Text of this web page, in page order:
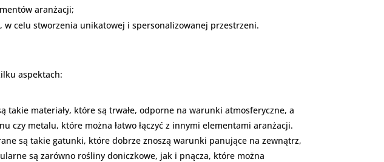
aranżacji;
celu stworzenia unikatowej i spersonalizowanej przestrzeni.
aspektach:
materiały, które są trwałe, odporne na warunki atmosferyczne, a
metalu, które można łatwo łączyć z innymi elementami aranżacji.
są takie gatunki, które dobrze znoszą warunki panujące na zewnątrz,
są zarówno rośliny doniczkowe, jak i pnącza, które można